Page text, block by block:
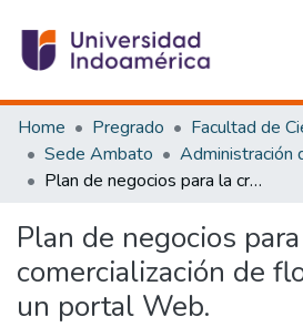
Communities & Collections
All of DSpace
Statistics
Home Pregrado
Sede Ambato
Administración
Plan de negocios para la creación y comercialización de flores mediante un portal Web.
Plan de negocios
comercialización de
un portal Web.